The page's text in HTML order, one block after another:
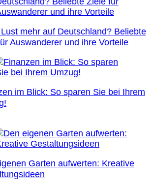
mehr auf Deutschland? Beliebte
Auswanderer und ihre Vorteile
im Blick: So sparen Sie bei Ihrem
Garten aufwerten: Kreative